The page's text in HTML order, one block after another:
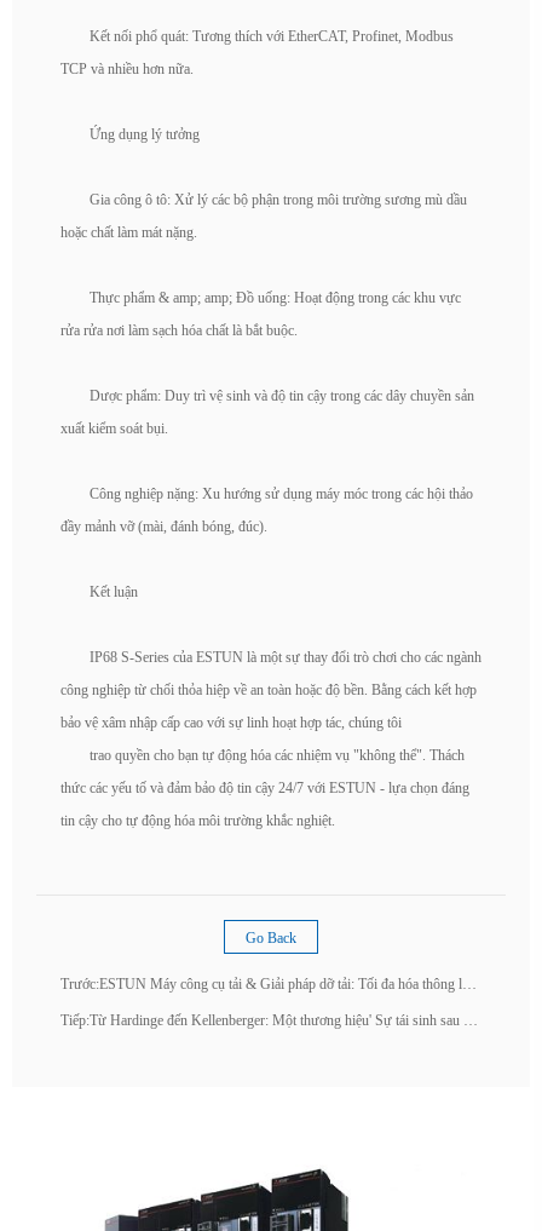
Kết nối phổ quát: Tương thích với EtherCAT, Profinet, Modbus
TCP và nhiều hơn nữa.
Ứng dụng lý tưởng
Gia công ô tô: Xử lý các bộ phận trong môi trường sương mù dầu
hoặc chất làm mát nặng.
Thực phẩm & amp; amp; Đồ uống: Hoạt động trong các khu vực
rửa rửa nơi làm sạch hóa chất là bắt buộc.
Dược phẩm: Duy trì vệ sinh và độ tin cậy trong các dây chuyền sản
xuất kiểm soát bụi.
Công nghiệp nặng: Xu hướng sử dụng máy móc trong các hội thảo
đầy mảnh vỡ (mài, đánh bóng, đúc).
Kết luận
IP68 S-Series của ESTUN là một sự thay đổi trò chơi cho các ngành
công nghiệp từ chối thỏa hiệp về an toàn hoặc độ bền. Bằng cách kết hợp
bảo vệ xâm nhập cấp cao với sự linh hoạt hợp tác, chúng tôi
trao quyền cho bạn tự động hóa các nhiệm vụ "không thể". Thách
thức các yếu tố và đảm bảo độ tin cậy 24/7 với ESTUN - lựa chọn đáng
tin cậy cho tự động hóa môi trường khắc nghiệt.
Go Back
Trước:ESTUN Máy công cụ tải & Giải pháp dỡ tải: Tối đa hóa thông lượng, độ chính xác và sự linh hoạt
Tiếp:Từ Hardinge đến Kellenberger: Một thương hiệu' Sự tái sinh sau khi phá sản và một khởi đầu mới ở Trung Quốc